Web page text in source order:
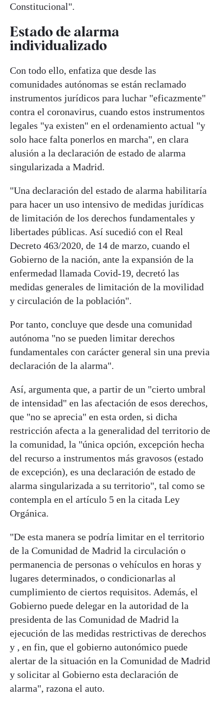
Constitucional".
Estado de alarma
individualizado
Con todo ello, enfatiza que desde las
comunidades autónomas se están reclamado
instrumentos jurídicos para luchar "eficazmente"
contra el coronavirus, cuando estos instrumentos
legales "ya existen" en el ordenamiento actual "y
solo hace falta ponerlos en marcha", en clara
alusión a la declaración de estado de alarma
singularizada a Madrid.
"Una declaración del estado de alarma habilitaría
para hacer un uso intensivo de medidas jurídicas
de limitación de los derechos fundamentales y
libertades públicas. Así sucedió con el Real
Decreto 463/2020, de 14 de marzo, cuando el
Gobierno de la nación, ante la expansión de la
enfermedad llamada Covid-19, decretó las
medidas generales de limitación de la movilidad
y circulación de la población".
Por tanto, concluye que desde una comunidad
autónoma "no se pueden limitar derechos
fundamentales con carácter general sin una previa
declaración de la alarma".
Así, argumenta que, a partir de un "cierto umbral
de intensidad" en las afectación de esos derechos,
que "no se aprecia" en esta orden, si dicha
restricción afecta a la generalidad del territorio de
la comunidad, la "única opción, excepción hecha
del recurso a instrumentos más gravosos (estado
de excepción), es una declaración de estado de
alarma singularizada a su territorio", tal como se
contempla en el artículo 5 en la citada Ley
Orgánica.
"De esta manera se podría limitar en el territorio
de la Comunidad de Madrid la circulación o
permanencia de personas o vehículos en horas y
lugares determinados, o condicionarlas al
cumplimiento de ciertos requisitos. Además, el
Gobierno puede delegar en la autoridad de la
presidenta de las Comunidad de Madrid la
ejecución de las medidas restrictivas de derechos
y , en fin, que el gobierno autonómico puede
alertar de la situación en la Comunidad de Madrid
y solicitar al Gobierno esta declaración de
alarma", razona el auto.